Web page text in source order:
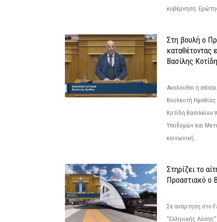
κυβέρνηση:
Στη βουλή ο
καταθέτοντας
Βασίλης
Ακολουθεί η
Βουλευτή
Κοτίδη Βασιλείου
Υποδομών και
κοινωνική...
Στηρίζει το
Προαστιακό ο
Σε ανάρτηση στο
"Ελληνικής